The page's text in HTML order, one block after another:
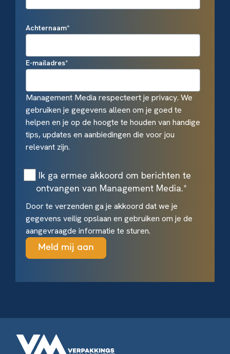
Achternaam*
E-mailadres*
Management Media respecteert je privacy. We
gebruiken je gegevens alleen om je goed te
helpen en je op de hoogte te houden van handige
tips, updates en aanbiedingen die voor jou
relevant zijn.
Ik ga ermee akkoord om berichten te
ontvangen van Management Media.*
Door te verzenden ga je akkoord dat we je
gegevens veilig opslaan en gebruiken om je de
aangevraagde informatie te sturen.